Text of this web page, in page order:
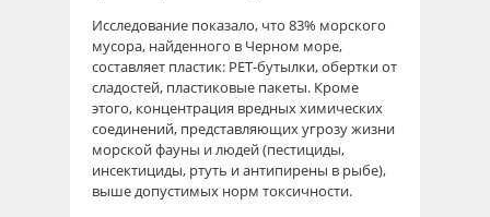
Исследование показало, что 83% морского
мусора, найденного в Черном море,
составляет пластик: PET-бутылки, обертки от
сладостей, пластиковые пакеты. Кроме
этого, концентрация вредных химических
соединений, представляющих угрозу жизни
морской фауны и людей (пестициды,
инсектициды, ртуть и антипирены в рыбе),
выше допустимых норм токсичности.